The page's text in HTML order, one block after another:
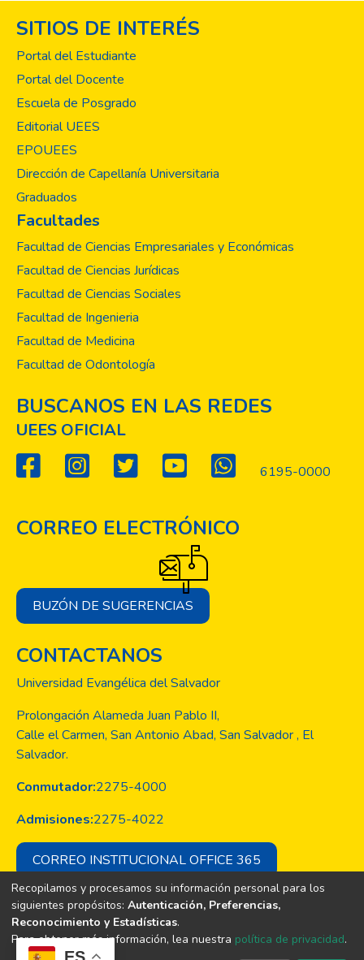
SITIOS DE INTERÉS
Portal del Estudiante
Portal del Docente
Escuela de Posgrado
Editorial UEES
EPOUEES
Dirección de Capellanía Universitaria
Graduados
Facultades
Facultad de Ciencias Empresariales y Económicas
Facultad de Ciencias Jurídicas
Facultad de Ciencias Sociales
Facultad de Ingenieria
Facultad de Medicina
Facultad de Odontología
BUSCANOS EN LAS REDES
UEES OFICIAL
6195-0000
CORREO ELECTRÓNICO
BUZÓN DE SUGERENCIAS
CONTACTANOS
Universidad Evangélica del Salvador
Prolongación Alameda Juan Pablo II,
Calle el Carmen, San Antonio Abad, San Salvador , El
Salvador.
Conmutador:2275-4000
Admisiones:2275-4022
CORREO INSTITUCIONAL OFFICE 365
Copyright © Todos los derechos son
de la Universidad Evangélica de El
Recopilamos y procesamos su información personal para los
siguientes propósitos: Autenticación, Preferencias,
Reconocimiento y Estadísticas.
Para obtener más información, lea nuestra política de privacidad.